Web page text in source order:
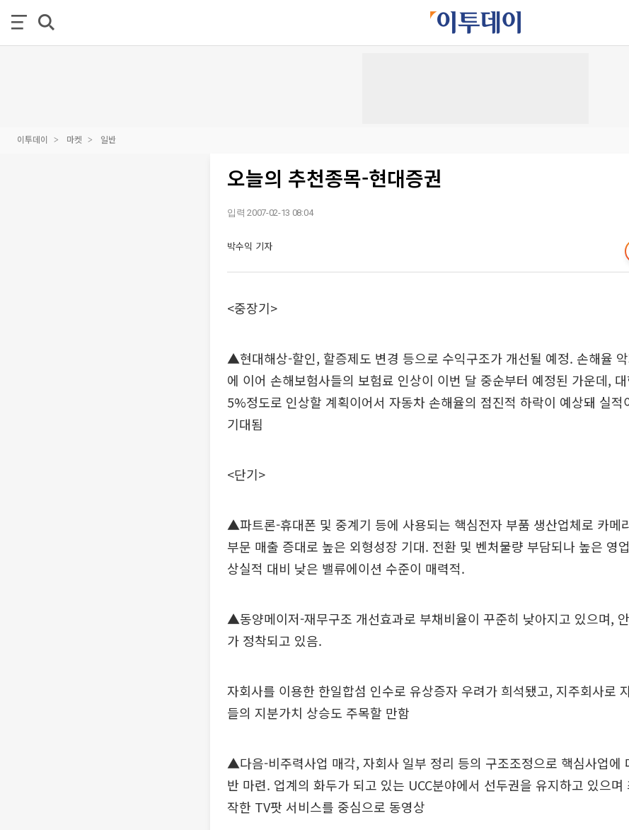
이투데이 마켓 일반
오늘의 추천종목-현대증권
입력 2007-02-13 08:04
박수익 기자
<중장기>
▲현대해상-할인, 할증제도 변경 등으로 수익구조가 개선될 예정. 손해율
에 이어 손해보험사들의 보험료 인상이 이번 달 중순부터 예정된 가운데,
5%정도로 인상할 계획이어서 자동차 손해율의 점진적 하락이 예상돼 실적
기대됨
<단기>
▲파트론-휴대폰 및 중계기 등에 사용되는 핵심전자 부품 생산업체로 카메
부문 매출 증대로 높은 외형성장 기대. 전환 및 벤처물량 부담되나 높은 영
상실적 대비 낮은 밸류에이션 수준이 매력적.
▲동양메이저-재무구조 개선효과로 부채비율이 꾸준히 낮아지고 있으며,
가 정착되고 있음.
자회사를 이용한 한일합섬 인수로 유상증자 우려가 희석됐고, 지주회사로
들의 지분가치 상승도 주목할 만함
▲다음-비주력사업 매각, 자회사 일부 정리 등의 구조조정으로 핵심사업에
반 마련. 업계의 화두가 되고 있는 UCC분야에서 선두권을 유지하고 있으며
작한 TV팟 서비스를 중심으로 동영상